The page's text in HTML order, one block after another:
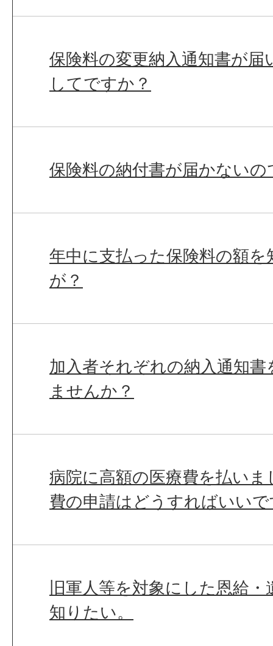
保険料の変更納入通知書が
してですか？
保険料の納付書が届かないの
年中に支払った保険料の額
が？
加入者それぞれの納入通知
ませんか？
病院に高額の医療費を払い
費の申請はどうすればいい
旧軍人等を対象にした恩給
知りたい。